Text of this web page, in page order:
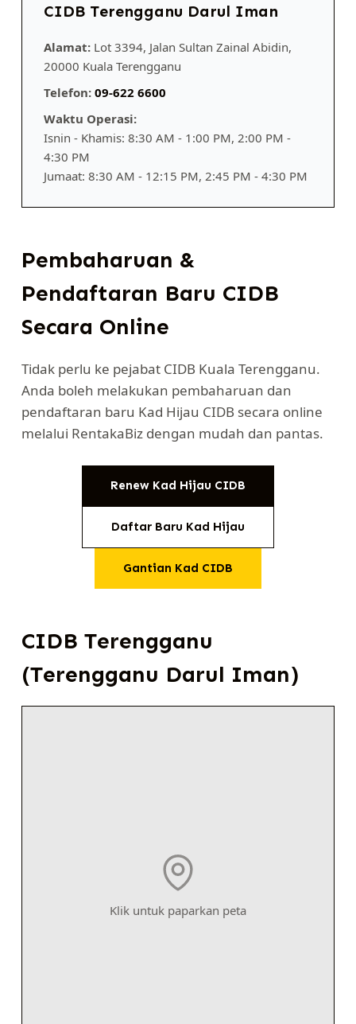
CIDB Terengganu Darul Iman
Alamat:Lot 3394, Jalan Sultan Zainal Abidin,
20000 Kuala Terengganu
Telefon: 09-622 6600
Waktu Operasi:
Isnin - Khamis: 8:30 AM - 1:00 PM, 2:00 PM -
4:30 PM
Jumaat: 8:30 AM - 12:15 PM, 2:45 PM - 4:30 PM
Pembaharuan &
Pendaftaran Baru CIDB
Secara Online
Tidak perlu ke pejabat CIDB Kuala Terengganu.
Anda boleh melakukan pembaharuan dan
pendaftaran baru Kad Hijau CIDB secara online
melalui RentakaBiz dengan mudah dan pantas.
Renew Kad Hijau CIDB
Daftar Baru Kad Hijau
Gantian Kad CIDB
CIDB Terengganu
(Terengganu Darul Iman)
Klik untuk paparkan peta